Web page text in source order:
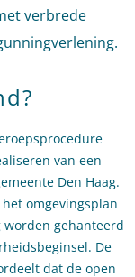
verbrede
van een
Den Haag.
omgevingsplan
gehanteerd
De
dat de open